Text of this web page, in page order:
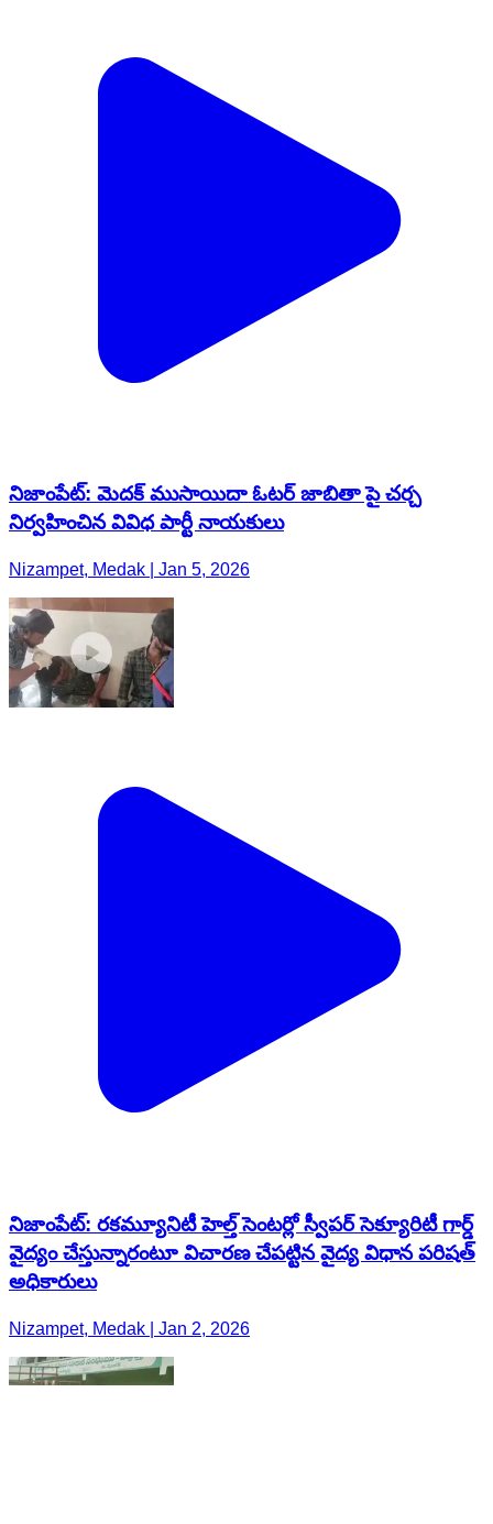
నిజాంపేట్: మెదక్ ముసాయిదా ఓటర్ జాబితా పై చర్చ
నిర్వహించిన వివిధ పార్టీ నాయకులు
Nizampet, Medak | Jan 5, 2026
నిజాంపేట్: రకమ్యూనిటీ హెల్త్ సెంటర్లో స్వీపర్ సెక్యూరిటీ గార్డ్
వైద్యం చేస్తున్నారంటూ విచారణ చేపట్టిన వైద్య విధాన పరిషత్
అధికారులు
Nizampet, Medak | Jan 2, 2026